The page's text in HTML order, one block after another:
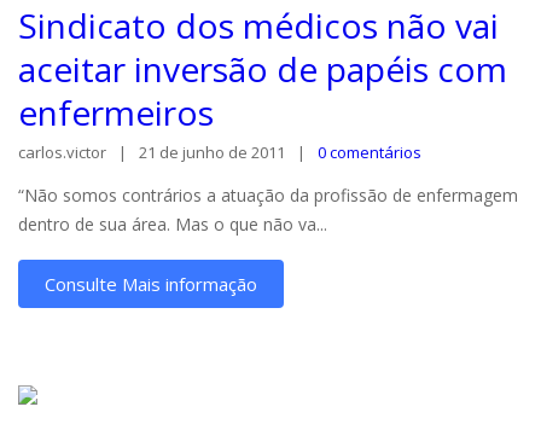
Sindicato dos médicos não vai
aceitar inversão de papéis com
enfermeiros
carlos.victor 21 de junho de 2011 0 comentários
“Não somos contrários a atuação da profissão de enfermagem
dentro de sua área. Mas o que não va...
Consulte Mais informação